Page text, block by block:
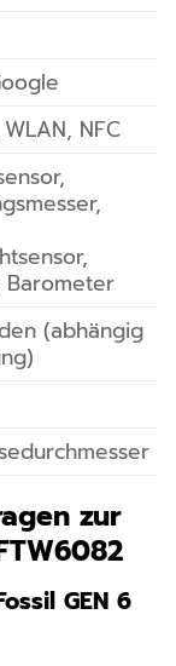
NFC
Barometer
(abhängig
zur
GEN 6